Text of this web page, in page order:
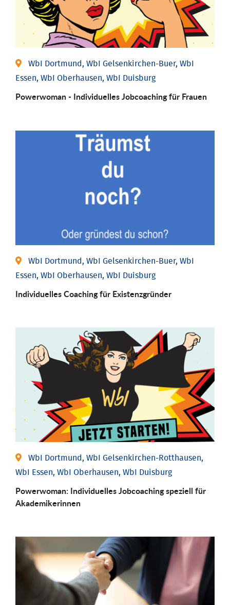
WbI Dortmund, WbI Gelsenkirchen-Buer, WbI
Essen, WbI Oberhausen, WbI Duisburg
Powerwoman - Individu­elles Job­coaching für Frauen
WbI Dortmund, WbI Gelsenkirchen-Buer, WbI
Essen, WbI Oberhausen, WbI Duisburg
Individu­elles Coaching für Existenz­gründer
WbI Dortmund, WbI Gelsenkirchen-Rotthausen,
WbI Essen, WbI Oberhausen, WbI Duisburg
Powerwoman: Individu­elles Job­coaching speziell für
Aka­demiker­innen